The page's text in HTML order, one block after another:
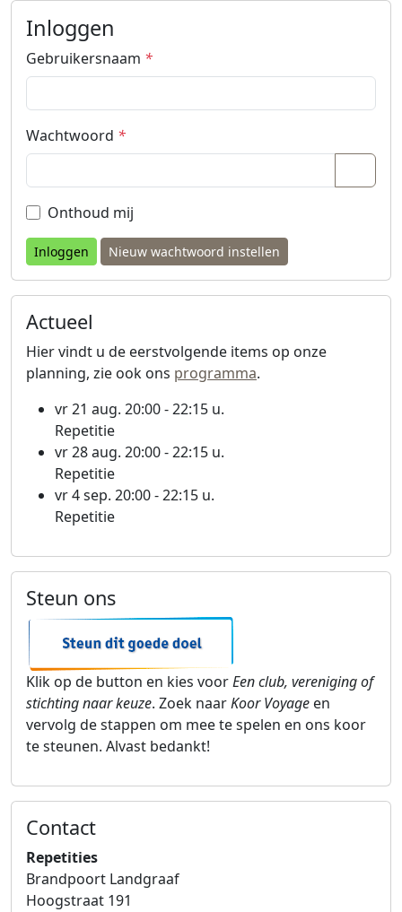
Inloggen
Gebruikersnaam *
Wachtwoord *
Onthoud mij
Nieuw wachtwoord instellen
Actueel
Hier vindt u de eerstvolgende items op onze
planning, zie ook ons programma.
vr 21 aug. 20:00 - 22:15 u.
Repetitie
vr 28 aug. 20:00 - 22:15 u.
Repetitie
vr 4 sep. 20:00 - 22:15 u.
Repetitie
Steun ons
Klik op de button en kies voorEen club, vereniging of
stichting naar keuze. Zoek naarKoor Voyage en
vervolg de stappen om mee te spelen en ons koor
te steunen. Alvast bedankt!
Contact
Koor Voyage
Repetities
Brandpoort Landgraaf
Hoogstraat 191